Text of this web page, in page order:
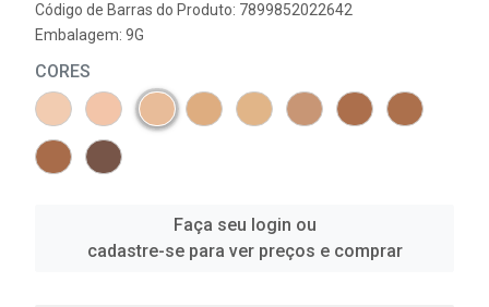
Código de Barras do Produto: 7899852022642
Embalagem: 9G
CORES
Faça seu login ou
cadastre-se para ver preços e comprar